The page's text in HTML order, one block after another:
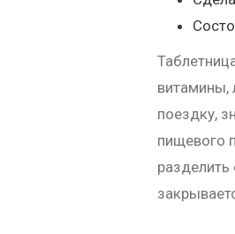
витамины,
поездку,
пищевого